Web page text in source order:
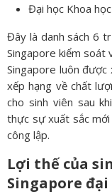
Đại học Khoa
Đây là danh sách 6
Singapore kiểm soát
Singapore luôn được
xếp hạng về chất
cho sinh viên sau
thực sự xuất sắc
công lập.
Lợi thế của
Singapore